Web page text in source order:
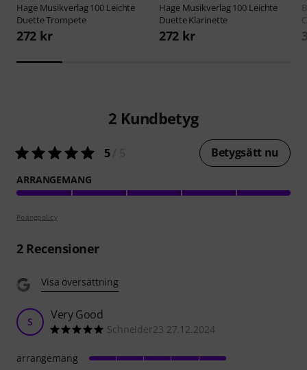
Hage Musikverlag100 Leichte
Duette Trompete
272 kr
Hage Musikverlag100 Leichte
Duette Klarinette
272 kr
2 Kundbetyg
5/ 5 Betygsätt nu
ARRANGEMANG
Poängpolicy
2Recensioner
Visa översättning
S Very Good
Schneider23 27.12.2024
arrangemang